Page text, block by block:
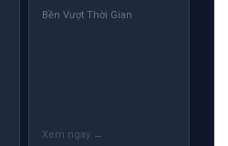
Bền Vượt Thời Gian